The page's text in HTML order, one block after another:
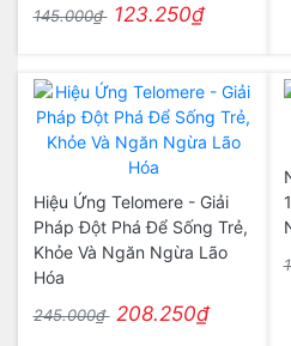
145.000₫ 123.250₫
Hiệu Ứng Telomere - Giải
Pháp Đột Phá Để Sống Trẻ,
Khỏe Và Ngăn Ngừa Lão
Hóa
245.000₫ 208.250₫